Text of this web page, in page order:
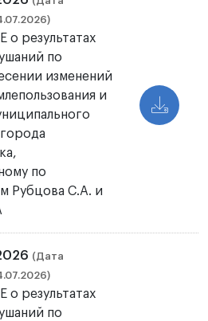
результатах
по
изменений
и
по
Рубцова С.А. и
(Дата
результатах
по